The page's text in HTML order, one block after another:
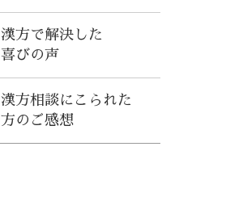
漢方で解決した
喜びの声
漢方相談にこられた
方のご感想